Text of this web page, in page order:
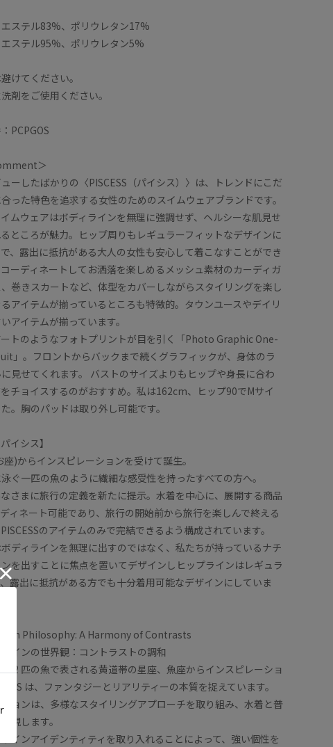
エステル83%、ポリウレタン17%
エステル95%、ポリウレタン5%
けてください。
剤をご使用ください。
PCPGOS
＞
ーしたばかりの〈PISCESS（パイシス）〉は、トレンドにこだ
った特色を追求する女性のためのスイムウェアブランドです。
イムウェアはボディラインを無理に強調せず、ヘルシーな肌見せ
ところが魅力。ヒップ周りもレギュラーフィットなデザインに
、露出に抵抗がある大人の女性も安心して着こなすことができ
ーディネートしてお洒落を楽しめるメッシュ素材のカーディガ
巻きスカートなど、体型をカバーしながらスタイリングを楽し
アイテムが揃っているところも特徴的。タウンユースやデイリ
アイテムが揃っています。
トのようなフォトプリントが目を引く「Photo Graphic One-
」。フロントからバックまで続くグラフィックが、身体のラ
見せてくれます。 バストのサイズよりもヒップや身長に合わ
チョイスするのがおすすめ。私は162cm、ヒップ90でMサイ
。胸のパッドは取り外し可能です。
イシス】
座)からインスピレーションを受けて誕生。
ぐ一匹の魚のように繊細な感受性を持ったすべての方へ。
なさまに旅行の定義を新たに提示。水着を中心に、展開する商品
ィネート可能であり、旅行の開始前から旅行を楽しんで終える
のアイテムのみで完結できるよう構成されています。
ディラインを無理に出すのではなく、私たちが持っているナチ
を出すことに焦点を置いてデザインしヒップラインはレギュラ
露出に抵抗がある方でも十分着用可能なデザインにしていま
Philosophy: A Harmony of Contrasts
ザインの世界観：コントラストの調和
ぐ 2 匹の魚で表される黄道帯の星座、魚座からインスピレーショ
は、ファンタジーとリアリティーの本質を捉えています。
ョンは、多様なスタイリングアプローチを取り組み、水着と普
現します。
ザインアイデンティティを取り入れることによって、強い個性を